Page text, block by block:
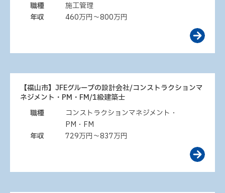
職種
施工管理
年収
460万円～800万円
【福山市】JFEグループの設計会社/コンストラクションマ
ネジメント・PM・FM/1級建築士
職種
コンストラクションマネジメント・
PM・FM
年収
729万円～837万円